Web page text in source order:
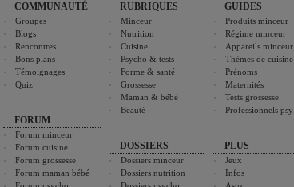
COMMUNAUTÉ
Groupes
Blogs
Rencontres
Bons plans
Témoignages
Quiz
FORUM
Forum minceur
Forum cuisine
Forum grossesse
Forum maman bébé
RUBRIQUES
Minceur
Nutrition
Cuisine
Psycho & tests
Forme & santé
Grossesse
Maman & bébé
Beauté
DOSSIERS
Dossiers minceur
Dossiers nutrition
GUIDES
Produits minceur
Régime minceur
Appareils minceur
Thèmes de cuisine
Prénoms
Maternités
Tests grossesse
Professionnels psy
PLUS
Jeux
Infos